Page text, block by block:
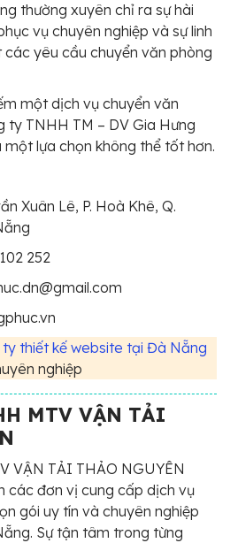
thường xuyên chỉ ra sự hài
vụ chuyên nghiệp và sự linh
yêu cầu chuyển văn phòng
một dịch vụ chuyển văn
ty TNHH TM – DV Gia Hưng
một lựa chọn không thể tốt hơn.
Xuân Lê, P. Hoà Khê, Q.
252
ty thiết kế website tại Đà Nẵng
nghiệp
MTV VẬN TẢI
VẬN TẢI THẢO NGUYÊN
các đơn vị cung cấp dịch vụ
gói uy tín và chuyên nghiệp
Sự tận tâm trong từng